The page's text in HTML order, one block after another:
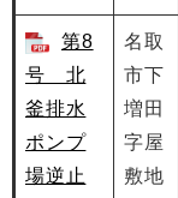
第8
号 北
釜排水
ポンプ
場逆止
名取
市下
増田
字屋
敷地